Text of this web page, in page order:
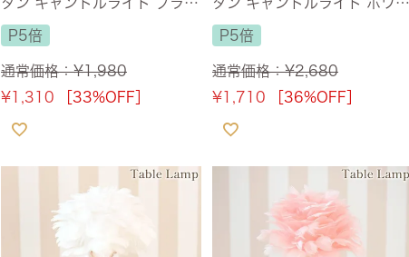
ン 高さ23cm USB充電
P5倍
通常価格：¥1,980
¥1,310 ［33%OFF］
ト 高さ34cm USB充電
P5倍
通常価格：¥2,680
¥1,710 ［36%OFF］